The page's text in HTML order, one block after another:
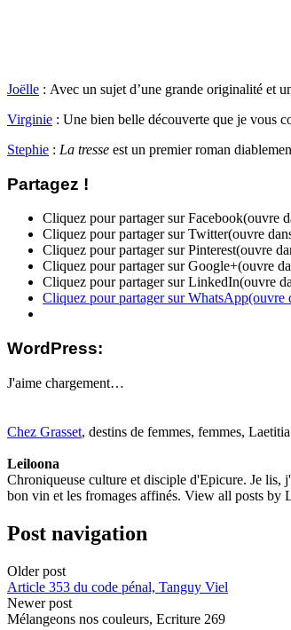
Joëlle : Avec un sujet d’une grande originalité et
Virginie : Une bien belle découverte que je vous
Stephie : La tresse est un premier roman
Partagez !
Cliquez pour partager sur Facebook(ouvre
Cliquez pour partager sur Twitter(ouvre
Cliquez pour partager sur Pinterest(ouvre
Cliquez pour partager sur Google+(ouvre
Cliquez pour partager sur LinkedIn(ouvre
Cliquez pour partager sur WhatsApp(ouvre
WordPress:
J'aime chargement…
Chez Grasset, destins de femmes, femmes,
Leiloona
Chroniqueuse culture et disciple d'Epicure. Je lis,
bon vin et les fromages affinés. View all posts by
Post navigation
Older post
Article 353 du code pénal, Tanguy Viel
Newer post
Mélangeons nos couleurs, Ecriture 269